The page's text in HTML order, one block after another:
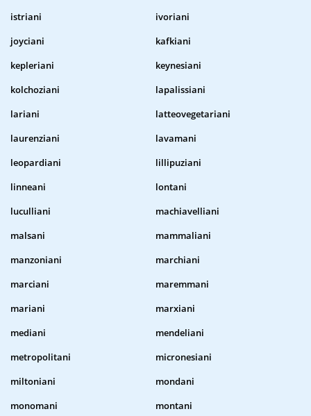
istriani
ivoriani
joyciani
kafkiani
kepleriani
keynesiani
kolchoziani
lapalissiani
lariani
latteovegetariani
laurenziani
lavamani
leopardiani
lillipuziani
linneani
lontani
luculliani
machiavelliani
malsani
mammaliani
manzoniani
marchiani
marciani
maremmani
mariani
marxiani
mediani
mendeliani
metropolitani
micronesiani
miltoniani
mondani
monomani
montani